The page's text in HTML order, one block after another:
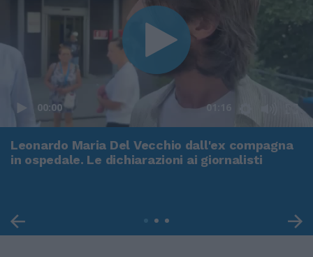
00:00 01:16
Leonardo Maria Del Vecchio dall'ex compagna
in ospedale. Le dichiarazioni ai giornalisti